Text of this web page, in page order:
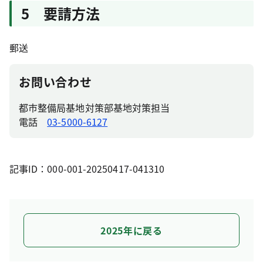
5 要請方法
郵送
お問い合わせ
都市整備局基地対策部基地対策担当
電話03-5000-6127
記事ID：000-001-20250417-041310
2025年に戻る